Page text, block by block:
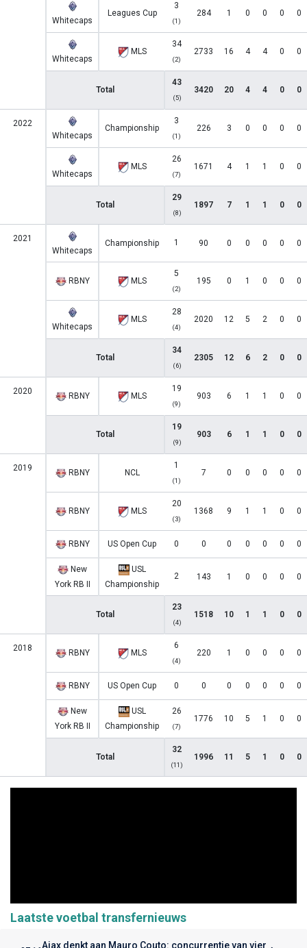
Whitecaps
Leagues Cup
3
(1)
284 1 0 0 0 0
Whitecaps
MLS
34
(2)
2733 16 4 4 0 0
Total
43
(5)
3420 20 4 4 0 0
2022
Whitecaps
Championship
3
(1)
226 3 0 0 0 0
Whitecaps
MLS
26
(7)
1671 4 1 1 0 0
Total
29
(8)
1897 7 1 1 0 0
2021
Whitecaps
Championship 1 90 0 0 0 0 0
RBNY MLS
5
(2)
195 0 1 0 0 0
Whitecaps
MLS
28
(4)
2020 12 5 2 0 0
Total
34
(6)
2305 12 6 2 0 0
2020 RBNY MLS
19
(9)
903 6 1 1 0 0
Total
19
(9)
903 6 1 1 0 0
2019 RBNY NCL
1
(1)
7 0 0 0 0 0
RBNY MLS
20
(3)
1368 9 1 1 0 0
RBNY US Open Cup 0 0 0 0 0 0 0
New
York RB II
USL
Championship
2 143 1 0 0 0 0
Total
23
(4)
1518 10 1 1 0 0
2018 RBNY MLS
6
(4)
220 1 0 0 0 0
RBNY US Open Cup 0 0 0 0 0 0 0
New
York RB II
USL
Championship
26
(7)
1776 10 5 1 0 0
Total
32
(11)
1996 11 5 1 0 0
Laatste voetbal transfernieuws
Ajax denkt aan Mauro Couto: concurrentie van vier